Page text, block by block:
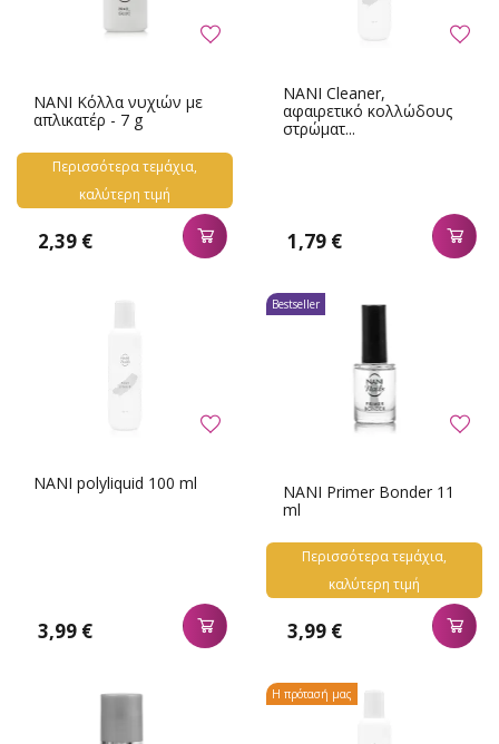
NANI Κόλλα νυχιών με
απλικατέρ - 7 g
Περισσότερα τεμάχια,
καλύτερη τιμή
2,39 €
NANI Cleaner,
αφαιρετικό κολλώδους
στρώματ...
1,79 €
NANI polyliquid 100 ml
3,99 €
NANI Primer Bonder 11
ml
Περισσότερα τεμάχια,
καλύτερη τιμή
3,99 €
Bestseller
Η πρότασή μας